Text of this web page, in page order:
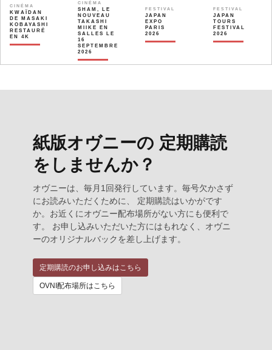
CINÉMA
KWAÏDAN
DE MASAKI
KOBAYASHI
RESTAURÉ
EN 4K
CINÉMA
SHAM, LE
NOUVEAU
TAKASHI
MIIKE EN
SALLES LE
16
SEPTEMBRE
2026
FESTIVAL
JAPAN
EXPO
PARIS
2026
FESTIVAL
JAPAN
TOURS
FESTIVAL
2026
紙版オヴニーの 定期購読
をしませんか？
オヴニーは、毎月1回発行しています。毎号欠かさず
にお読みいただくために、 定期購読はいかがです
か。お近くにオヴニー配布場所がない方にも便利で
す。 お申し込みいただいた方にはもれなく、オヴニ
ーのオリジナルバックを差し上げます。
定期購読のお申し込みはこちら
OVNI配布場所はこちら